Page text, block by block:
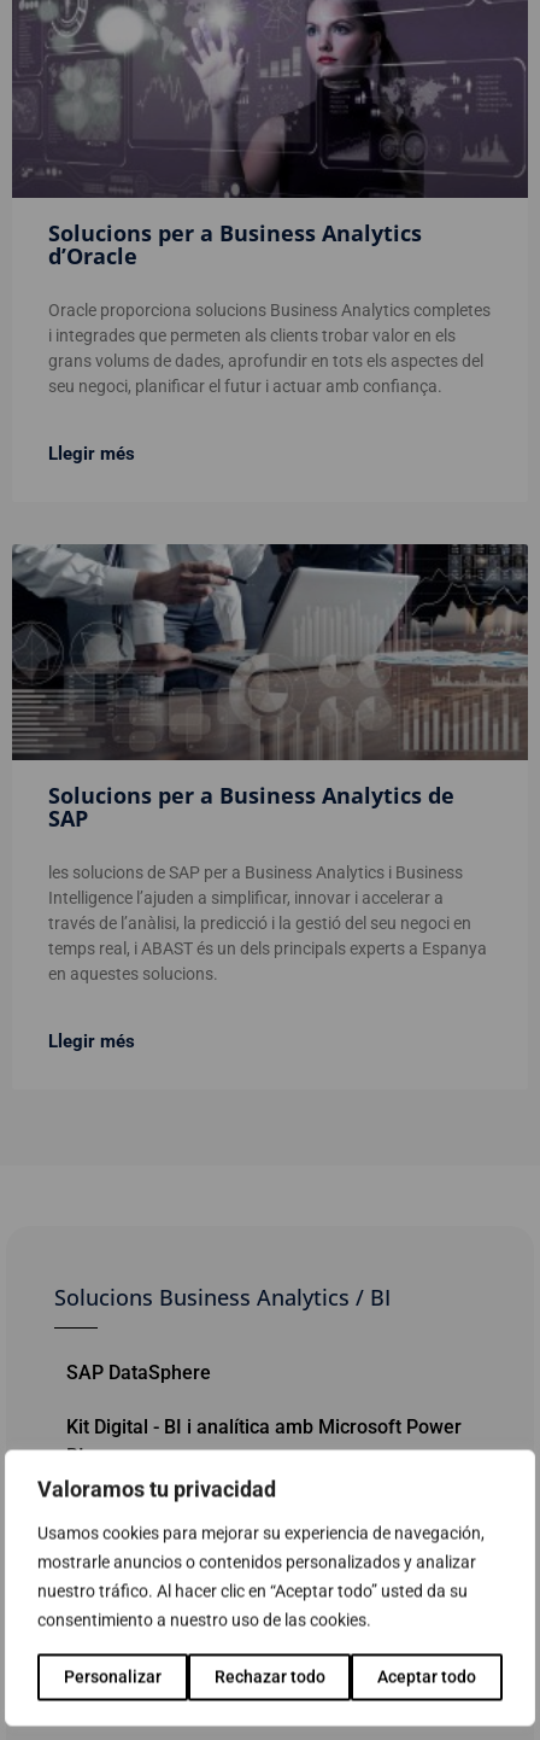
Valoramos tu privacidad
Usamos cookies para mejorar su experiencia de navegación,
mostrarle anuncios o contenidos personalizados y analizar
nuestro tráfico. Al hacer clic en “Aceptar todo” usted da su
consentimiento a nuestro uso de las cookies.
Personalizar Rechazar todo Aceptar todo
Solucions per a Business Analytics
d’Oracle
Oracle proporciona solucions Business Analytics completes
i integrades que permeten als clients trobar valor en els
grans volums de dades, aprofundir en tots els aspectes del
seu negoci, planificar el futur i actuar amb confiança.
Llegir més
Solucions per a Business Analytics de
SAP
les solucions de SAP per a Business Analytics i Business
Intelligence l’ajuden a simplificar, innovar i accelerar a
través de l’anàlisi, la predicció i la gestió del seu negoci en
temps real, i ABAST és un dels principals experts a Espanya
en aquestes solucions.
Llegir més
Solucions Business Analytics / BI
SAP DataSphere
Kit Digital - BI i analítica amb Microsoft Power
BI
Programa d'ajudes Kit Digital - Solucions de
digitalització per a Pimes
Oracle Database Appliance (ODA)
Oracle Exadata
Oracle Autonomous Database